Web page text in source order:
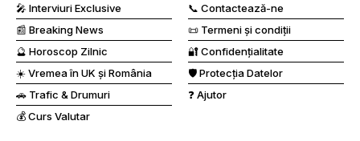
🎤 Interviuri Exclusive
📰 Breaking News
🔮 Horoscop Zilnic
☀️ Vremea în UK și România
🚗 Trafic & Drumuri
💰 Curs Valutar
📞 Contactează-ne
📜 Termeni și condiții
🔐 Confidențialitate
🛡️ Protecția Datelor
❓ Ajutor